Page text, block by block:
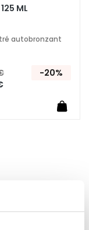
ML
autobronzant
-20%